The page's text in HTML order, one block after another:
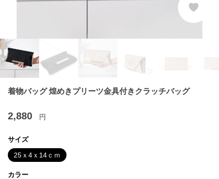
着物バッグ 煌めきプリーツ金具付きクラッチバッグ
2,880 円
サイズ
25ｘ4ｘ14ｃｍ
カラー